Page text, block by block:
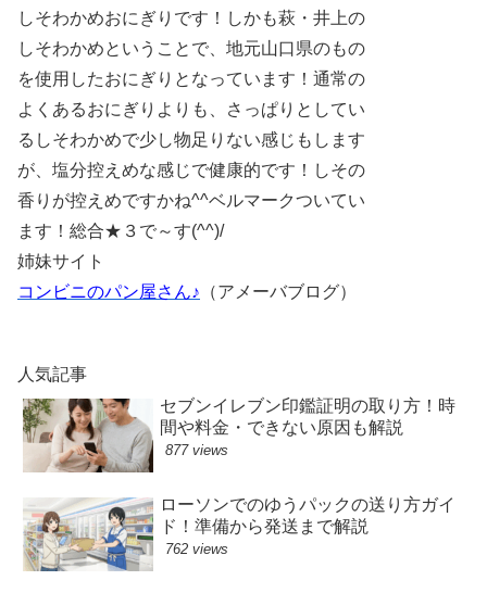
しそわかめおにぎりです！しかも萩・井上の
しそわかめということで、地元山口県のもの
を使用したおにぎりとなっています！通常の
よくあるおにぎりよりも、さっぱりとしてい
るしそわかめで少し物足りない感じもします
が、塩分控えめな感じで健康的です！しその
香りが控えめですかね^^ベルマークついてい
ます！総合★３で～す(^^)/
姉妹サイト
コンビニのパン屋さん♪ （アメーバブログ）
人気記事
セブンイレブン印鑑証明の取り方！時
間や料金・できない原因も解説
877 views
ローソンでのゆうパックの送り方ガイ
ド！準備から発送まで解説
762 views